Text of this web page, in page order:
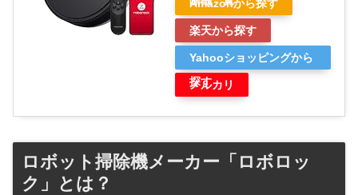
Amazonから探す
楽天から探す
Yahooショッピングから
探す
メルカリ
ロボット掃除機メーカー「ロボロッ
ク」とは？